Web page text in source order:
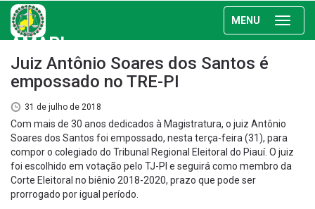
MENU
AMAPI
Juiz Antônio Soares dos Santos é
empossado no TRE-PI
31 de julho de 2018
Com mais de 30 anos dedicados à Magistratura, o juiz Antônio
Soares dos Santos foi empossado, nesta terça-feira (31), para
compor o colegiado do Tribunal Regional Eleitoral do Piauí. O juiz
foi escolhido em votação pelo TJ-PI e seguirá como membro da
Corte Eleitoral no biênio 2018-2020, prazo que pode ser
prorrogado por igual período.